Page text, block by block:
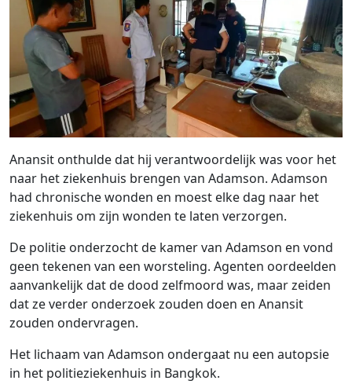
Anansit onthulde dat hij verantwoordelijk was voor het
naar het ziekenhuis brengen van Adamson. Adamson
had chronische wonden en moest elke dag naar het
ziekenhuis om zijn wonden te laten verzorgen.
De politie onderzocht de kamer van Adamson en vond
geen tekenen van een worsteling. Agenten oordeelden
aanvankelijk dat de dood zelfmoord was, maar zeiden
dat ze verder onderzoek zouden doen en Anansit
zouden ondervragen.
Het lichaam van Adamson ondergaat nu een autopsie
in het politieziekenhuis in Bangkok.